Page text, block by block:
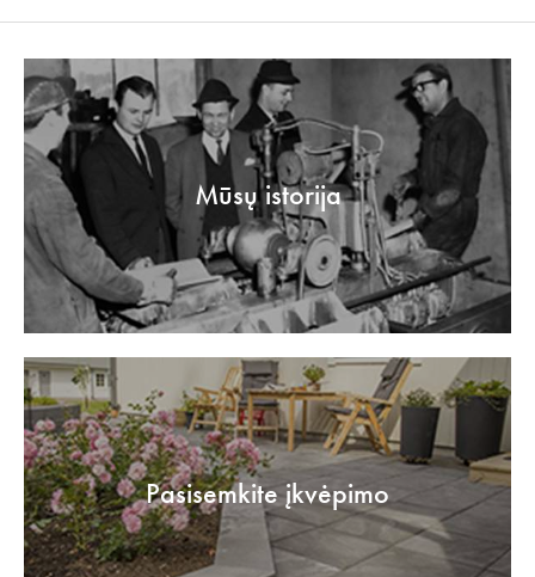
Mūsų istorija
Pasisemkite įkvėpimo